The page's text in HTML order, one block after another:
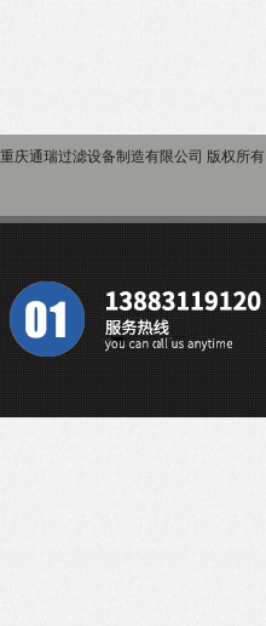
重庆通瑞过滤设备制造有限公司 版权所有